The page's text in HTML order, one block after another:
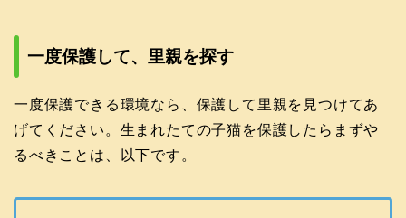
一度保護して、里親を探す
一度保護できる環境なら、保護して里親を見つけてあ
げてください。生まれたての子猫を保護したらまずや
るべきことは、以下です。